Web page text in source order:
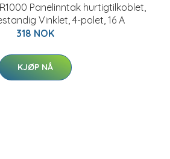
Panelinntak hurtigtilkoblet,
Vinklet, 4-polet, 16 A
318 NOK
KJØP NÅ